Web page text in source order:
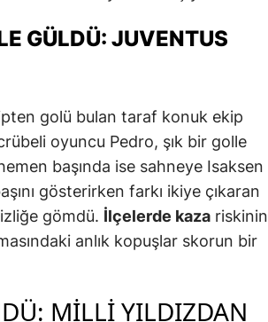
GÜLDÜ: JUVENTUS
golü bulan taraf konuk ekip
oyuncu Pedro, şık bir golle
başında ise sahneye Isaksen
gösterirken farkı ikiye çıkaran
gömdü. İlçelerde kaza riskinin
anlık kopuşlar skorun bir
MILLI YILDIZDAN